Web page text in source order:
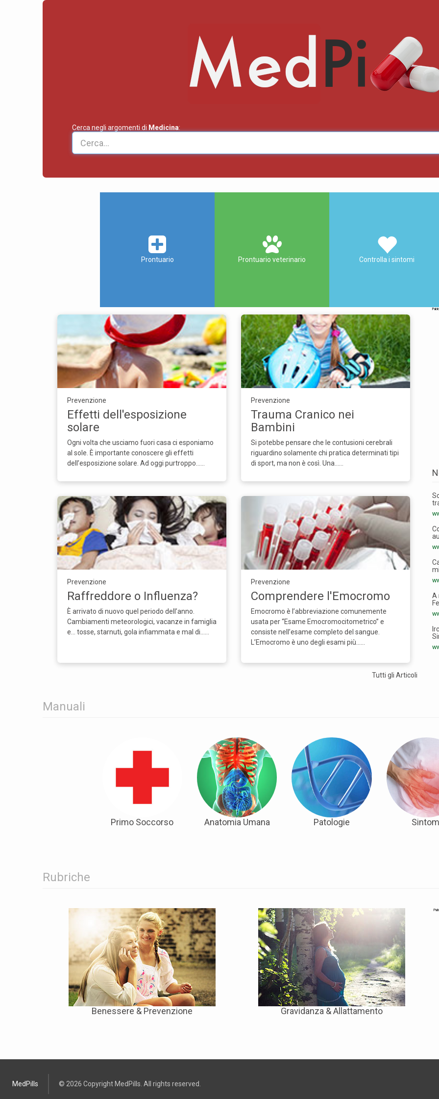
Cerca negli argomenti di Medicina:
Prontuario Prontuario veterinario Controlla i sintomi
Prevenzione
Effetti dell'esposizione
solare
Ogni volta che usciamo fuori casa ci esponiamo
al sole. È importante conoscere gli effetti
dell’esposizione solare. Ad oggi purtroppo...…
Prevenzione
Trauma Cranico nei
Bambini
Si potebbe pensare che le contusioni cerebrali
riguardino solamente chi pratica determinati tipi
di sport, ma non è così. Una...…
Prevenzione
Raffreddore o Influenza?
È arrivato di nuovo quel periodo dell’anno.
Cambiamenti meteorologici, vacanze in famiglia
e… tosse, starnuti, gola infiammata e mal di...…
Prevenzione
Comprendere l'Emocromo
Emocromo è l’abbreviazione comunemente
usata per “Esame Emocromocitometrico” e
consiste nell’esame completo del sangue.
L’Emocromo è uno degli esami più...…
Tutti gli Articoli
A
Manuali
Primo Soccorso Anatomia Umana Patologie
Rubriche
Benessere & Prevenzione Gravidanza & Allattamento
MedPills © 2026 Copyright MedPills. All rights reserved.